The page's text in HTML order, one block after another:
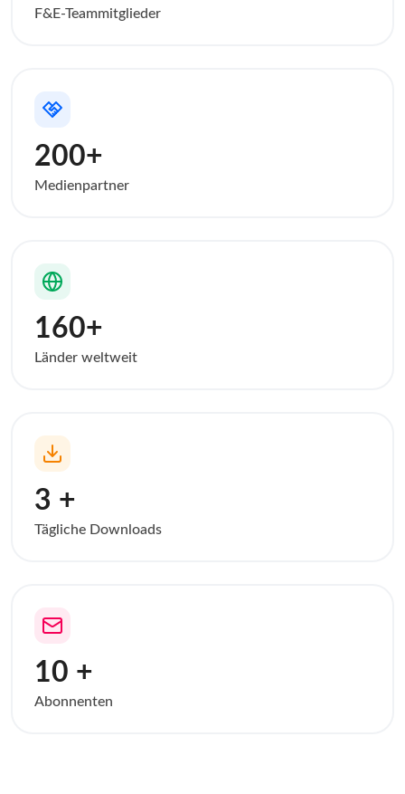
F&E-Teammitglieder
200+
Medienpartner
160+
Länder weltweit
3 +
Tägliche Downloads
10 +
Abonnenten